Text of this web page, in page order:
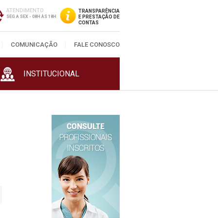
ATENDIMENTO
SEG A SEX - 08H ÀS 18H
TRANSPARÊNCIA
E PRESTAÇÃO DE
CONTAS
COMUNICAÇÃO FALE CONOSCO
INSTITUCIONAL